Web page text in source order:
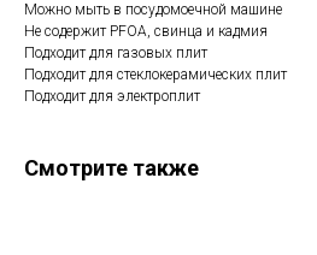
Можно мыть в посудомоечной машине
Не содержит PFOA, свинца и кадмия
Подходит для газовых плит
Подходит для стеклокерамических плит
Подходит для электроплит
Смотрите также